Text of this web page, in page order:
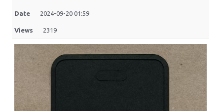
Date 2024-09-20 01:59
Views 2319